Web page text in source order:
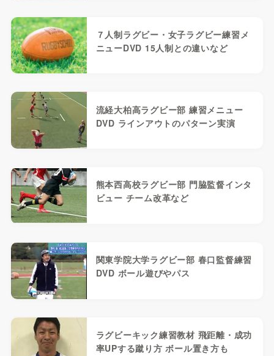
７人制ラグビー・女子ラグビー練習メ
ニューDVD 15人制との違いなど
流経大柏高ラグビー部 練習メニュー
DVD ラインアウトのパターン実演
熊本西高校ラグビー部 門脇監督インタ
ビュー チーム改革など
関東学院大学ラグビー部 春口監督練習
DVD ボール遊びやパス
ラグビーキック練習教材 飛距離・成功
率UPする蹴り方 ボール置き方も